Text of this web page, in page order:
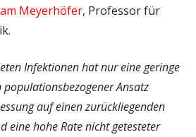
Meyerhöfer, Professor für
Infektionen hat nur eine geringe
Ansatz
auf einen zurückliegenden
eine hohe Rate nicht getesteter